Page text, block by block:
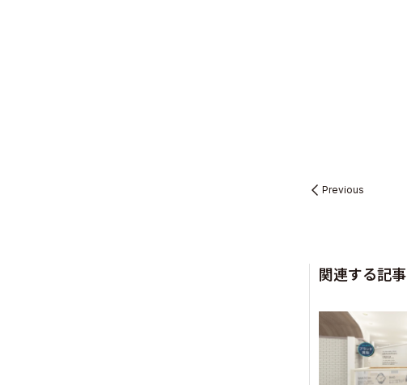
Previous
関連する記事